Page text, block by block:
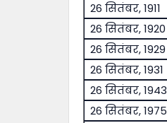
26 सितंबर, 1911
26 सितंबर, 1920
26 सितंबर, 1929
26 सितंबर, 1931
26 सितंबर, 1943
26 सितंबर, 1975